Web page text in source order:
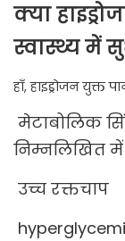
क्या
स्वास्थ्य में
हाँ, हाइड्रोजन युक्त
मेटाबोलिक
निम्नलिखित
उच्च रक्तचाप